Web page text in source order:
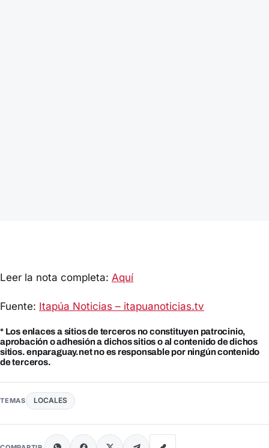
Leer la nota completa: Aquí
Fuente: Itapúa Noticias – itapuanoticias.tv
* Los enlaces a sitios de terceros no constituyen patrocinio,
aprobación o adhesión a dichos sitios o al contenido de dichos
sitios. enparaguay.net no es responsable por ningún contenido
de terceros.
TEMAS LOCALES